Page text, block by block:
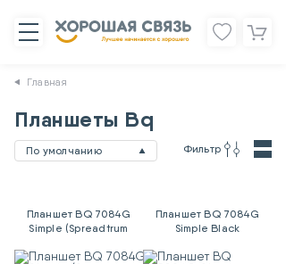
Главная
Планшеты Bq
По умолчанию Фильтр
Планшет BQ 7084G
Simple (Spreadtrum
Black
Планшет BQ 7084G
Simple Black